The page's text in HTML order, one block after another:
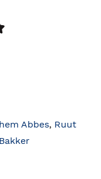
Abbes, Ruut